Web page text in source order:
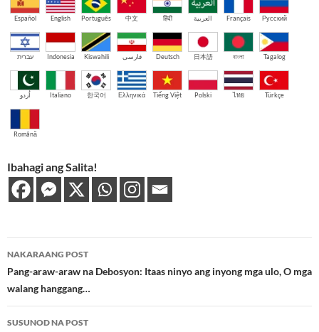
Español English Português 中文 हिंदी العربية Français Русский
עברית Indonesia Kiswahili فارسی Deutsch 日本語 বাংলা Tagalog
اُردو Italiano 한국어 Ελληνικά Tiếng Việt Polski ไทย Türkçe
Română
Ibahagi ang Salita!
Post
navigation
NAKARAANG POST
Pang-araw-araw na Debosyon: Itaas ninyo ang inyong mga ulo, O mga
walang hanggang…
SUSUNOD NA POST